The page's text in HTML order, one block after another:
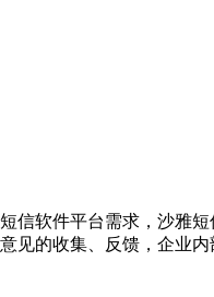
信软件平台需求，沙雅
见的收集、反馈，企业内